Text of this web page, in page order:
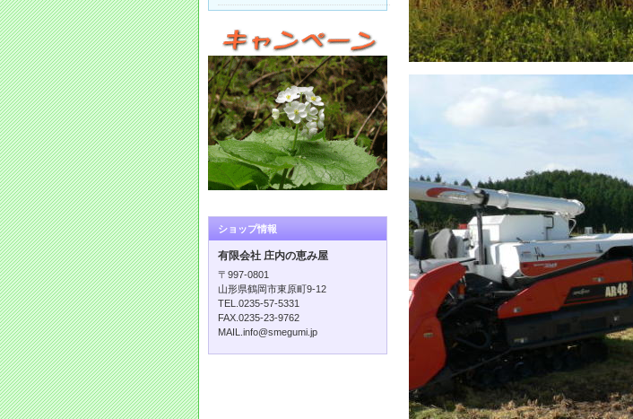
ショップ情報
有限会社 庄内の恵み屋
〒997-0801
山形県鶴岡市東原町9-12
TEL.0235-57-5331
FAX.0235-23-9762
MAIL.info@smegumi.jp